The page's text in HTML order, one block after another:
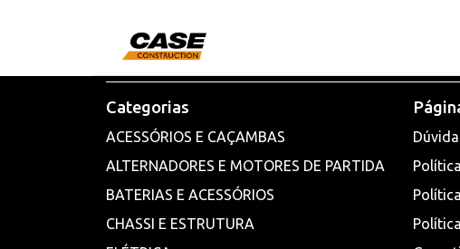
Categorias
ACESSÓRIOS E CAÇAMBAS
ALTERNADORES E MOTORES DE PARTIDA
BATERIAS E ACESSÓRIOS
CHASSI E ESTRUTURA